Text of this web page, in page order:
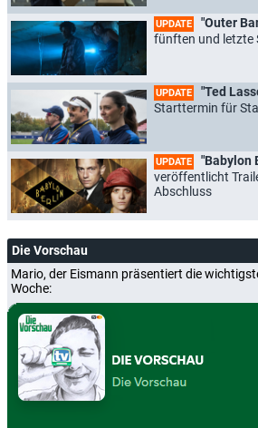
UPDATE "Outer
fünften und letzte
UPDATE "Ted
Starttermin für
UPDATE "Babylon
veröffentlicht
Abschluss
Die Vorschau
Mario, der Eismann präsentiert die
Woche: